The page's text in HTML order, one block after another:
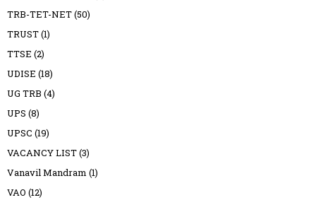
TRB-TET-NET(50)
TRUST(1)
TTSE (2)
UDISE (18)
UG TRB (4)
UPS (8)
UPSC (19)
VACANCY LIST(3)
Vanavil Mandram (1)
VAO (12)